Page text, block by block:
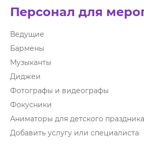
Персонал для
Ведущие
Бармены
Музыканты
Диджеи
Фотографы и видеографы
Фокусники
Аниматоры для детского праздника
Добавить услугу или специалиста